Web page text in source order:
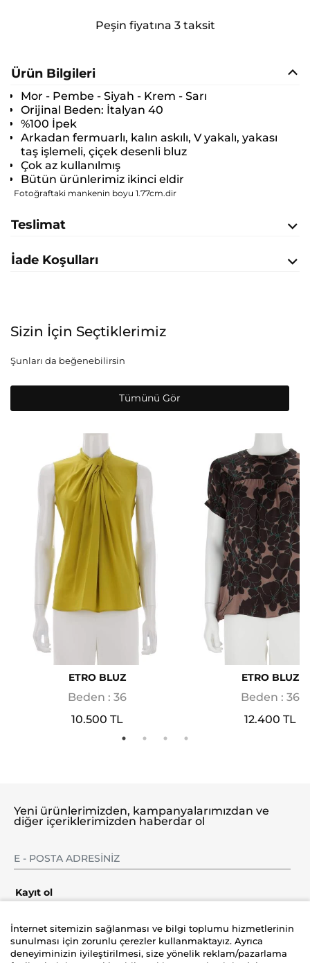
Peşin fiyatına 3 taksit
Ürün Bilgileri
Mor - Pembe - Siyah - Krem - Sarı
Orijinal Beden: İtalyan 40
%100 İpek
Arkadan fermuarlı, kalın askılı, V yakalı, yakası
taş işlemeli, çiçek desenli bluz
Çok az kullanılmış
Bütün ürünlerimiz ikinci eldir
Fotoğraftaki mankenin boyu 1.77cm.dir
Teslimat
İade Koşulları
Sizin İçin Seçtiklerimiz
Şunları da beğenebilirsin
Tümünü Gör
ETRO BLUZ
Beden : 36
10.500 TL
ETRO BLUZ
Beden : 36
12.400 TL
Yeni ürünlerimizden, kampanyalarımızdan ve
diğer içeriklerimizden haberdar ol
Kayıt ol
İnternet sitemizin sağlanması ve bilgi toplumu hizmetlerinin
sunulması için zorunlu çerezler kullanmaktayız. Ayrıca
deneyiminizin iyileştirilmesi, size yönelik reklam/pazarlama